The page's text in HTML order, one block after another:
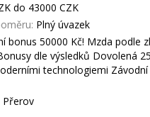
do 43000 CZK
Plný úvazek
bonus 50000 Kč! Mzda podle
dle výsledků Dovolená
technologiemi
Přerov